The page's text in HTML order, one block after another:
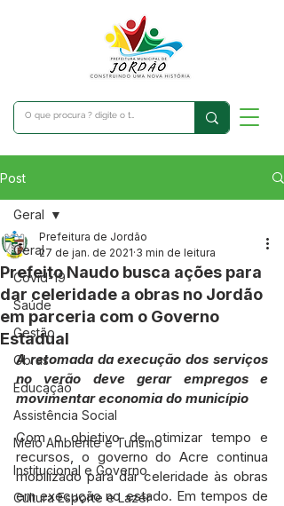
Post
Geral
Covid-19
Saúde
Gestão
Obras
Educação
Assistência Social
Meio Ambiente e Turismo
Institucional e Governo
Cultura Esporte e Lazer
Geral
Prefeito Naudo busca ações para
dar celeridade a obras no Jordão
em parceria com o Governo
Estadual
Prefeitura de Jordão
27 de jan. de 2021 3 min de leitura
A retomada da execução dos serviços
no verão deve gerar empregos e
movimentar economia do município
Com o objetivo de otimizar tempo e
recursos, o governo do Acre continua
mobilizado para dar celeridade às obras
em execução no estado. Em tempos de